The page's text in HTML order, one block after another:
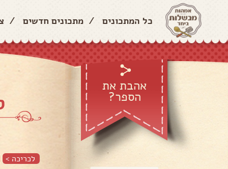
כל המתכונים / מתכונים חדשים /
אהבת את
הספר?
לכריכה >